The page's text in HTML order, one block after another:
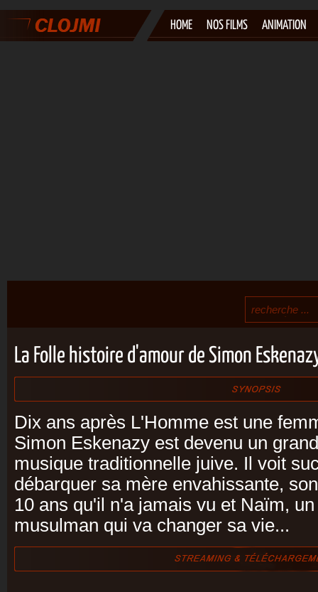
HOME NOS FILMS ANIMATION
La Folle histoire d'amour de Simon
Dix ans après L'Homme est une
Simon Eskenazy est devenu un
musique traditionnelle juive. Il voit
débarquer sa mère envahissante,
10 ans qu'il n'a jamais vu et Naïm,
musulman qui va changer sa vie...